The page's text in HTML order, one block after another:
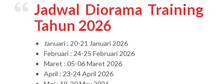
Jadwal Diorama Training
Tahun 2026
Januari : 20-21 Januari 2026
Februari : 24-25 Februari 2026
Maret : 05-06 Maret 2026
April : 23-24 April 2026